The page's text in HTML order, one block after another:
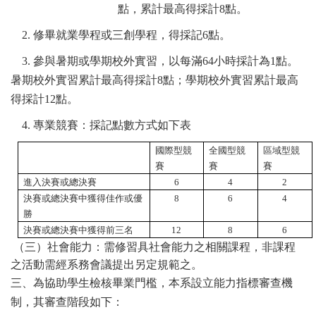
點，累計最高得採計8點。
2. 修畢就業學程或三創學程，得採記6點。
3. 參與暑期或學期校外實習，以每滿64小時採計為1點。
暑期校外實習累計最高得採計8點；學期校外實習累計最高
得採計12點。
4. 專業競賽：採記點數方式如下表
國際型競
賽
全國型競
賽
區域型競
賽
進入決賽或總決賽
6 4
2
決賽或總決賽中獲得佳作或優
勝
8 6 4
決賽或總決賽中獲得前三名 12 8 6
（三） 社會能力：需修習具社會能力之相關課程，非課程
之活動需經系務會議提出另定規範之。
三、為協助學生檢核畢業門檻，本系設立能力指標審查機
制，其審查階段如下：